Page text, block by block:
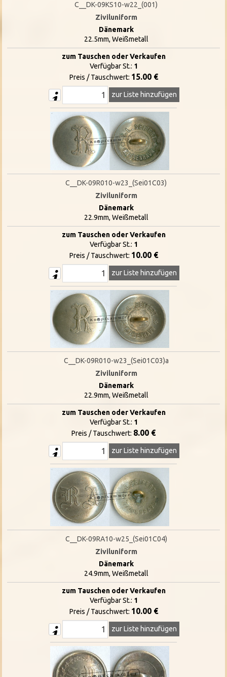
C__DK-09KS10-w22_(001)
Ziviluniform
Dänemark
22.5mm, Weißmetall
zum Tauschen oder Verkaufen
Verfügbar St.: 1
Preis / Tauschwert: 15.00 €
zur Liste hinzufügen
C__DK-09R010-w23_(Sei01C03)
Ziviluniform
Dänemark
22.9mm, Weißmetall
zum Tauschen oder Verkaufen
Verfügbar St.: 1
Preis / Tauschwert: 10.00 €
zur Liste hinzufügen
C__DK-09R010-w23_(Sei01C03)a
Ziviluniform
Dänemark
22.9mm, Weißmetall
zum Tauschen oder Verkaufen
Verfügbar St.: 1
Preis / Tauschwert: 8.00 €
zur Liste hinzufügen
C__DK-09RA10-w25_(Sei01C04)
Ziviluniform
Dänemark
24.9mm, Weißmetall
zum Tauschen oder Verkaufen
Verfügbar St.: 1
Preis / Tauschwert: 10.00 €
zur Liste hinzufügen